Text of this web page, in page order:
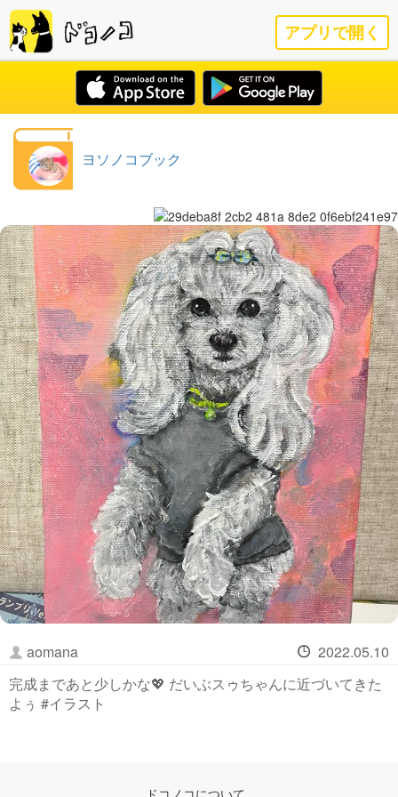
アプリで開く
ヨソノコブック
aomana
2022.05.10
完成まであと少しかな💖 だいぶスゥちゃんに近づいてきた
よぅ #イラスト